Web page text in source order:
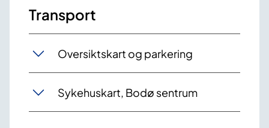
Transport
Oversiktskart og parkering
Sykehuskart, Bodø sentrum